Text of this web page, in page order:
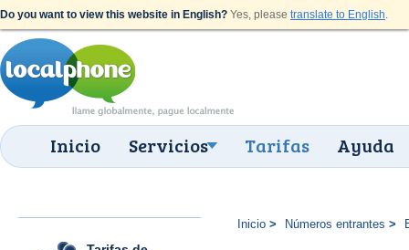
Do you want to view this website in English? Yes, please translate to English.
Inicio Servicios Tarifas Ayuda
Inicio Números entrantes